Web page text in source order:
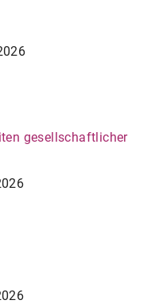
gesellschaftlicher